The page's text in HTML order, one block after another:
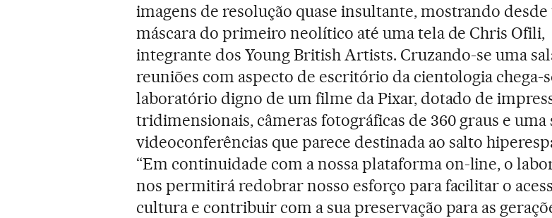
imagens de resolução quase insultante, mostrando desde
máscara do primeiro neolítico até uma tela de Chris Ofili,
integrante dos Young British Artists. Cruzando-se uma
reuniões com aspecto de escritório da cientologia chega-
laboratório digno de um filme da Pixar, dotado de
tridimensionais, câmeras fotográficas de 360 graus e uma
videoconferências que parece destinada ao salto
“Em continuidade com a nossa plataforma on-line, o
nos permitirá redobrar nosso esforço para facilitar o
cultura e contribuir com a sua preservação para as